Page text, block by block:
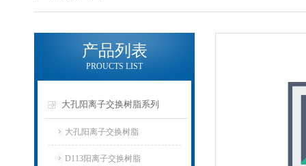
产品列表
PROUCTS LIST
大孔阳离子交换树脂系列
大孔阳离子交换树脂
D113阳离子交换树脂